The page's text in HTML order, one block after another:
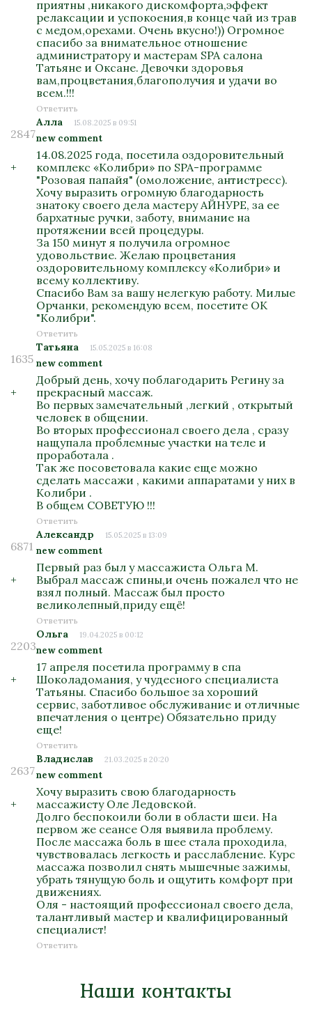
приятны ,никакого дискомфорта,эффект
релаксации и успокоения,в конце чай из трав
с медом,орехами. Очень вкусно!)) Огромное
спасибо за внимательное отношение
администратору и мастерам SPA салона
Татьяне и Оксане. Девочки здоровья
вам,процветания,благополучия и удачи во
всем.!!!
Ответить
2847
+
Алла 15.08.2025 в 09:51
new comment
14.08.2025 года, посетила оздоровительный
комплекс «Колибри» по SPA-программе
"Розовая папайя" (омоложение, антистресс).
Хочу выразить огромную благодарность
знатоку своего дела мастеру АЙНУРЕ, за ее
бархатные ручки, заботу, внимание на
протяжении всей процедуры.
За 150 минут я получила огромное
удовольствие. Желаю процветания
оздоровительному комплексу «Колибри» и
всему коллективу.
Спасибо Вам за вашу нелегкую работу. Милые
Орчанки, рекомендую всем, посетите ОК
"Колибри".
Ответить
1635
+
Татьяна 15.05.2025 в 16:08
new comment
Добрый день, хочу поблагодарить Регину за
прекрасный массаж.
Во первых замечательный ,легкий , открытый
человек в общении.
Во вторых профессионал своего дела , сразу
нащупала проблемные участки на теле и
проработала .
Так же посоветовала какие еще можно
сделать массажи , какими аппаратами у них в
Колибри .
В общем СОВЕТУЮ !!!
Ответить
6871
+
Александр 15.05.2025 в 13:09
new comment
Первый раз был у массажиста Ольга М.
Выбрал массаж спины,и очень пожалел что не
взял полный. Массаж был просто
великолепный,приду ещё!
Ответить
2203
+
Ольга 19.04.2025 в 00:12
new comment
17 апреля посетила программу в спа
Шоколадомания, у чудесного специалиста
Татьяны. Спасибо большое за хороший
сервис, заботливое обслуживание и отличные
впечатления о центре) Обязательно приду
еще!
Ответить
2637
+
Владислав 21.03.2025 в 20:20
new comment
Хочу выразить свою благодарность
массажисту Оле Ледовской.
Долго беспокоили боли в области шеи. На
первом же сеансе Оля выявила проблему.
После массажа боль в шее стала проходила,
чувствовалась легкость и расслабление. Курс
массажа позволил снять мышечные зажимы,
убрать тянущую боль и ощутить комфорт при
движениях.
Оля - настоящий профессионал своего дела,
талантливый мастер и квалифицированный
специалист!
Ответить
Наши контакты